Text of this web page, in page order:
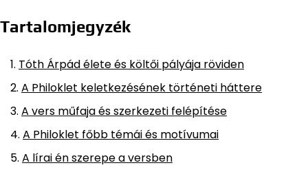
Tartalomjegyzék
Tóth Árpád élete és költői pályája röviden
A Philoklet keletkezésének történeti háttere
A vers műfaja és szerkezeti felépítése
A Philoklet főbb témái és motívumai
A lírai én szerepe a versben